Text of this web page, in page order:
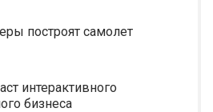
построят самолет
интерактивного
бизнеса